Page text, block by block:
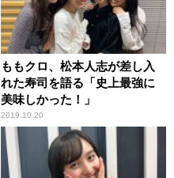
ももクロ、松本人志が差し入
れた寿司を語る「史上最強に
美味しかった！」
2019.10.20